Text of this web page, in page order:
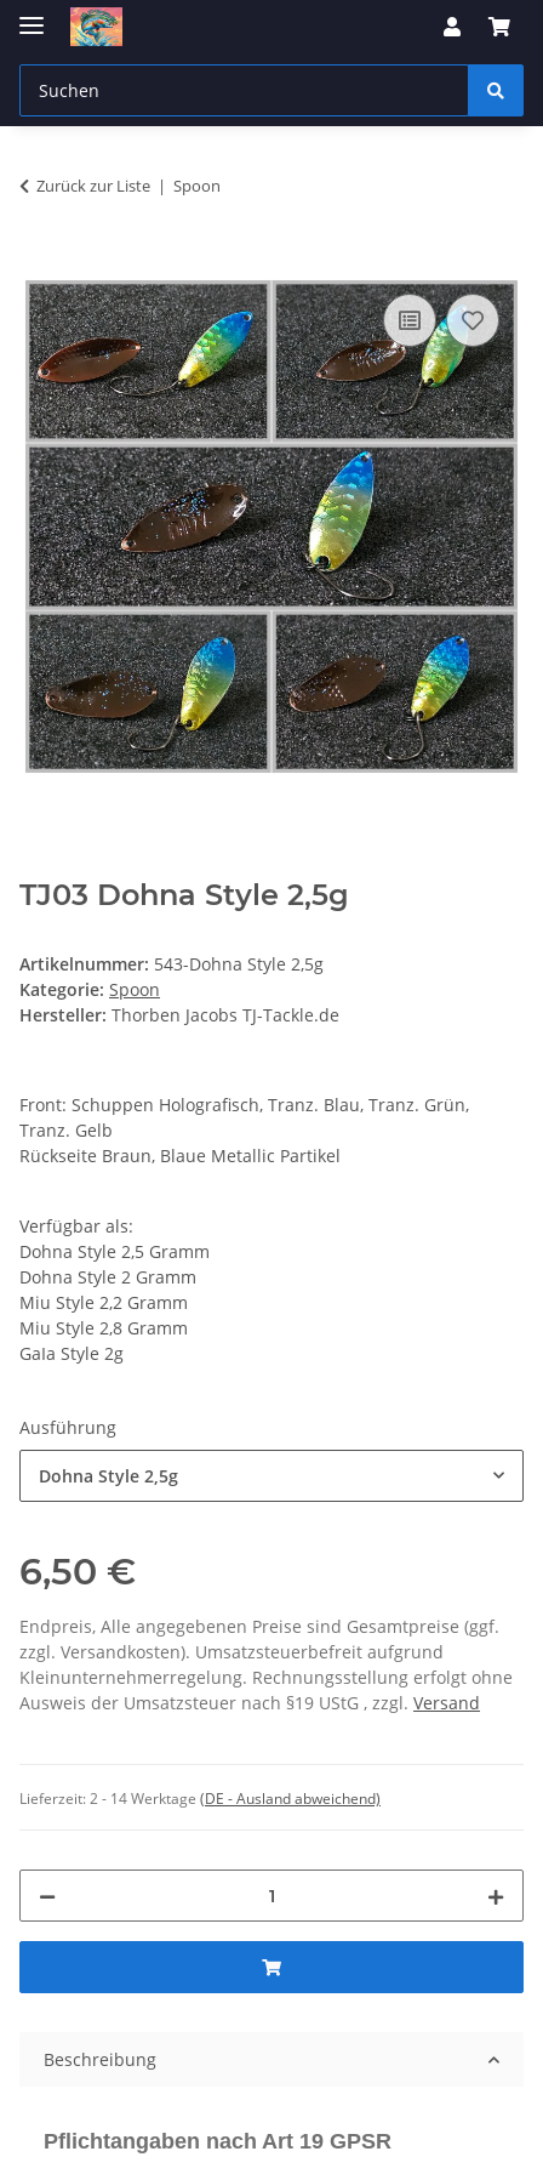
Zurück zur Liste Spoon
TJ03 Dohna Style 2,5g
Artikelnummer: 543-Dohna Style 2,5g
Kategorie: Spoon
Hersteller: Thorben Jacobs TJ-Tackle.de
Front: Schuppen Holografisch, Tranz. Blau, Tranz. Grün,
Tranz. Gelb
Rückseite Braun, Blaue Metallic Partikel
Verfügbar als:
Dohna Style 2,5 Gramm
Dohna Style 2 Gramm
Miu Style 2,2 Gramm
Miu Style 2,8 Gramm
GaIa Style 2g
Ausführung
Dohna Style 2,5g
6,50 €
Endpreis, Alle angegebenen Preise sind Gesamtpreise (ggf.
zzgl. Versandkosten). Umsatzsteuerbefreit aufgrund
Kleinunternehmerregelung. Rechnungsstellung erfolgt ohne
Ausweis der Umsatzsteuer nach §19 UStG , zzgl. Versand
Lieferzeit:2 - 14 Werktage (DE - Ausland abweichend)
Beschreibung
Pflichtangaben nach Art 19 GPSR